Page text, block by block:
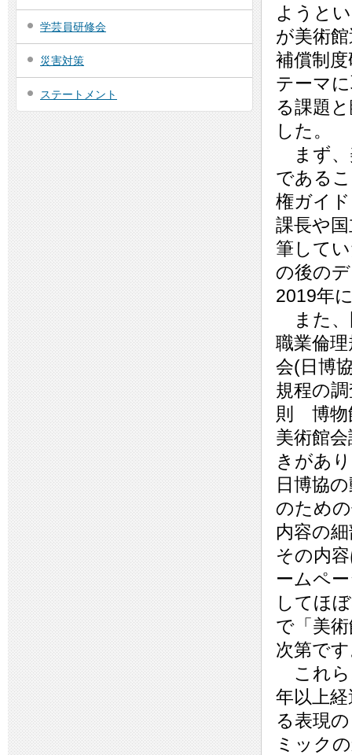
学芸員研修会
災害対策
ステートメント
ようと
が美術
補償制
テーマ
る課題
した。
まず、
である
権ガイ
課長や
筆して
の後の
2019年
また、
職業倫
会(日博
規程の
則 博物
美術館
きがあ
日博協
のため
内容の
その内
ームペ
してほ
で「美
次第で
これら
年以上
る表現
ミック